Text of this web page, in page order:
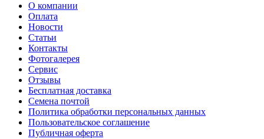
О компании
Оплата
Новости
Статьи
Контакты
Фотогалерея​
Сервис
Отзывы
Бесплатная доставка
Семена почтой
Политика обработки персональных данных
Пользовательское соглашение
Публичная оферта